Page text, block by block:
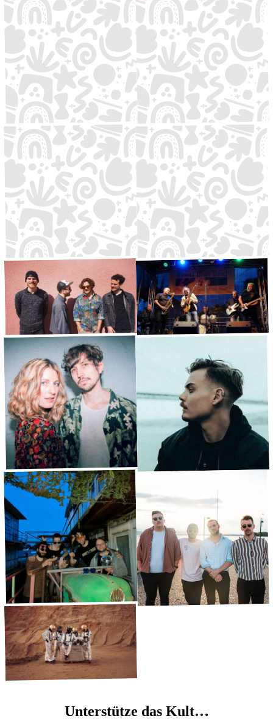
Jackson Blue
15:30 Waldbühne·Blues
Holylight
15:30 Kleine Bühne·Indierock
Time Tripping
16:00 DJ-Area·Drum‘n‘Bass
Kollektiv
Dichter
16:30 Große Bühne·Hip Hop
Tina Menger and her Street
Food Market Orchestra
17:00 Waldbühne·Soul
So Soon
17:00 Kleine Bühne·Indiepop
HYPERVYPER
18:00 Große Bühne· Funk
Jakarta Blues Band
Waldbühne·Jazz
Moon Mates
18:30 Kleine Bühne·Indiepop 19:30 ·
Talkbox
20:00 Waldbühne·Jazzpop
Große Bühne·Rock
Unterstütze das Kult…